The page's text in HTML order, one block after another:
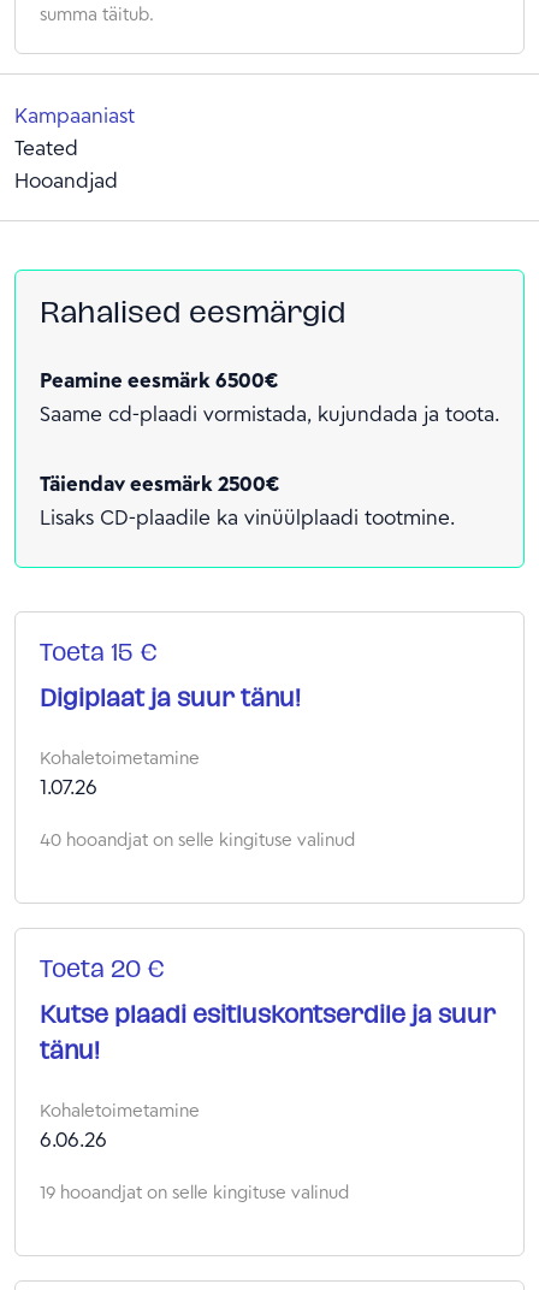
Kampaaniast
Teated
Hooandjad
Rahalised eesmärgid
Peamine eesmärk 6500€
Saame cd-plaadi vormistada, kujundada ja toota.
Täiendav eesmärk 2500€
Lisaks CD-plaadile ka vinüülplaadi tootmine.
summa täitub.
Toeta 15 €
Digiplaat ja suur tänu!
Kohaletoimetamine
1.07.26
40 hooandjat on selle kingituse valinud
Toeta 20 €
Kutse plaadi esitluskontserdile ja suur
tänu!
Kohaletoimetamine
6.06.26
19 hooandjat on selle kingituse valinud